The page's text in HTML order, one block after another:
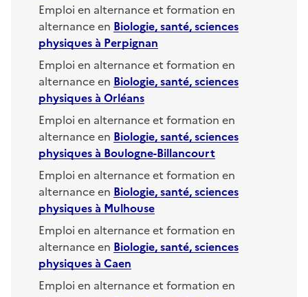
Emploi en alternance et formation en
alternance en Biologie, santé, sciences
physiquesà Perpignan
Emploi en alternance et formation en
alternance en Biologie, santé, sciences
physiquesà Orléans
Emploi en alternance et formation en
alternance en Biologie, santé, sciences
physiquesà Boulogne-Billancourt
Emploi en alternance et formation en
alternance en Biologie, santé, sciences
physiquesà Mulhouse
Emploi en alternance et formation en
alternance en Biologie, santé, sciences
physiquesà Caen
Emploi en alternance et formation en